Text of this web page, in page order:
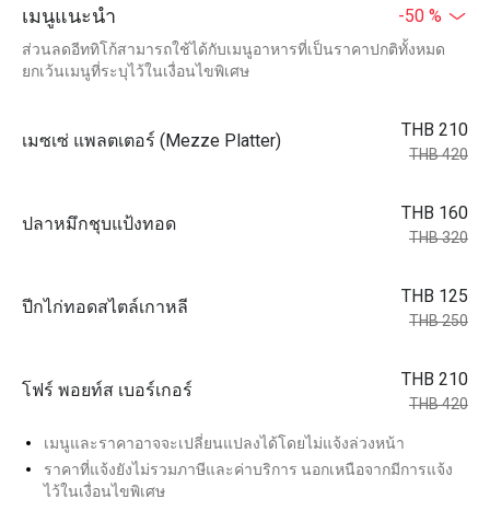
เมนูแนะนำ -50 %
ส่วนลดอีททิโก้สามารถใช้ได้กับเมนูอาหารที่เป็นราคาปกติทั้งหมด
ยกเว้นเมนูที่ระบุไว้ในเงื่อนไขพิเศษ
เมซเซ่ แพลตเตอร์ (Mezze Platter)
THB 210
THB 420
ปลาหมึกชุบแป้งทอด
THB 160
THB 320
ปีกไก่ทอดสไตล์เกาหลี
THB 125
THB 250
โฟร์ พอยท์ส เบอร์เกอร์
THB 210
THB 420
เมนูและราคาอาจจะเปลี่ยนแปลงได้โดยไม่แจ้งล่วงหน้า
ราคาที่แจ้งยังไม่รวมภาษีและค่าบริการ นอกเหนือจากมีการแจ้ง
ไว้ในเงื่อนไขพิเศษ